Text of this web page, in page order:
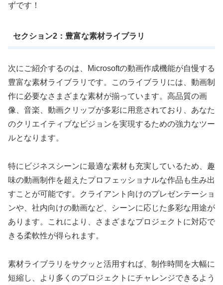
ずです！
セクション2：豊富な素材ライブラリ
次にご紹介するのは、Microsoftの動画作成機能が自慢する
豊富な素材ライブラリです。このライブラリには、動画制
作に必要なさまざまな素材が揃っています。高品質の画
像、音楽、動画クリップが多彩に用意されており、あなた
のクリエイティブなビジョンを実現するための強力なツー
ルとなります。
特にビジネスシーンに最適な素材も充実しているため、趣
味の動画制作を超えたプロフェッショナルな作品も生み出
すことが可能です。クライアント向けのプレゼンテーショ
ンや、社内向けの動画など、シーンに応じた多彩な用途が
あります。これにより、さまざまなプロジェクトに対応で
きる柔軟性が得られます。
素材ライブラリをサクッと活用すれば、制作時間を大幅に
短縮し、より多くのプロジェクトにチャレンジできるよう